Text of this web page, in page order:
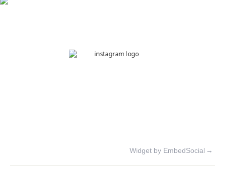
Widget by EmbedSocial →